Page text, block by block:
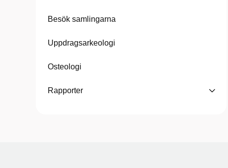
Besök samlingarna
Uppdragsarkeologi
Osteologi
Rapporter